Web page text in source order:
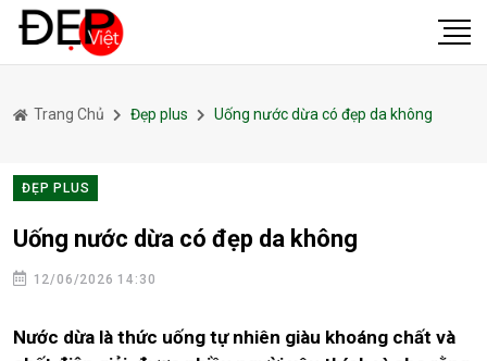
Trang Chủ Đẹp plus Uống nước dừa có đẹp da không
ĐẸP PLUS
Uống nước dừa có đẹp da không
12/06/2026 14:30
Nước dừa là thức uống tự nhiên giàu khoáng chất và